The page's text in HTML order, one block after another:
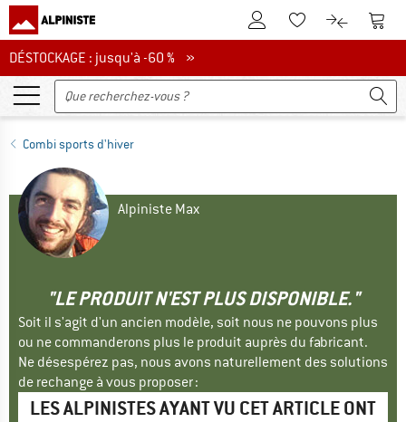
Vers le compte client
Vers la liste
Vers le
DÉSTOCKAGE : jusqu'à -60 %
DÉSTOCKAGE : jusqu'à -60 % »
Combi sports d'hiver
Alpiniste Max
"LE PRODUIT N'EST PLUS DISPONIBLE."
Soit il s'agit d'un ancien modèle, soit nous ne pouvons plus
ou ne commanderons plus le produit auprès du fabricant.
Ne désespérez pas, nous avons naturellement des solutions
de rechange à vous proposer :
LES ALPINISTES AYANT VU CET ARTICLE ONT